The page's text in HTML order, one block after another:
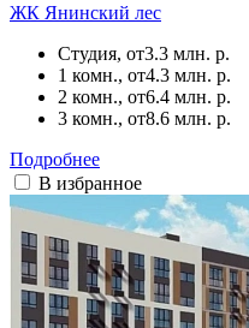
ЖК Янинский лес
Студия, от3.3 млн. р.
1 комн., от4.3 млн. р.
2 комн., от6.4 млн. р.
3 комн., от8.6 млн. р.
Подробнее
В избранное